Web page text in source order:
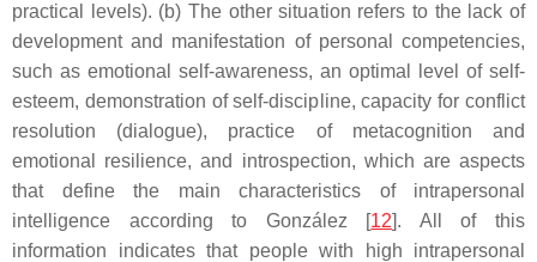
practical levels). (b) The other situation refers to the lack of
development and manifestation of personal competencies,
such as emotional self-awareness, an optimal level of self-
esteem, demonstration of self-discipline, capacity for conflict
resolution (dialogue), practice of metacognition and
emotional resilience, and introspection, which are aspects
that define the main characteristics of intrapersonal
intelligence according to González [12]. All of this
information indicates that people with high intrapersonal